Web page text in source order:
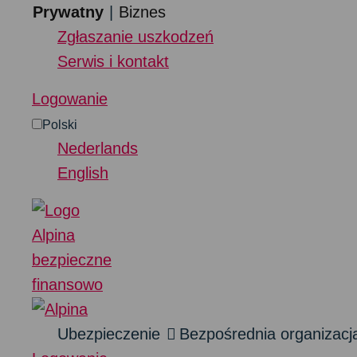
Przejdź do treści
Prywatny
Biznes
Zgłaszanie uszkodzeń
Serwis i kontakt
Logowanie
Polski
Nederlands
English
Ubezpieczenie
Bezpośrednia